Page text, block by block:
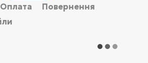
Оплата
Повернення